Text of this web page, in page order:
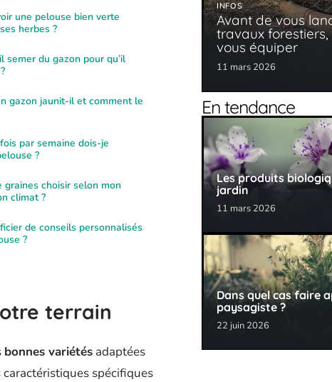
une pelouse bien verte
herbes ?
semer du gazon pour qu’il
gazon jaunit-il et comment le
par semaine dois-je
?
graines choisir selon mon
climat ?
de conseils personnalisés
?
terrain
bonnes variétés adaptées
spécifiques
INFOS
Avant de vous
travaux forestiers,
vous équiper
11 mars 2026
En tendance
Les produits
jardin
11 mars 2026
Dans quel cas faire
paysagiste ?
22 juin 2026